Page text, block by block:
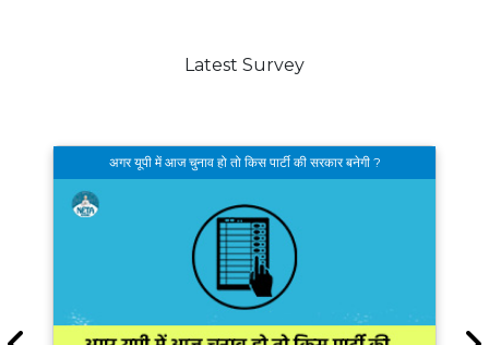
Latest Survey
अगर यूपी में आज चुनाव हो तो किस पार्टी की सरकार बनेगी ?